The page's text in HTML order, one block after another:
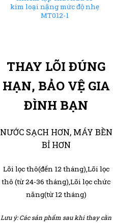
kim loại nặng mức độ nhẹ
MT012-1
THAY LÕI ĐÚNG
HẠN, BẢO VỆ GIA
ĐÌNH BẠN
NƯỚC SẠCH HƠN, MÁY BỀN
BỈ HƠN
Lõi lọc thô(đến 12 tháng),Lõi lọc
thô (từ 24-36 tháng),Lõi lọc chức
năng(từ 12 tháng)
Lưu ý: Các sản phẩm sau khi thay cần